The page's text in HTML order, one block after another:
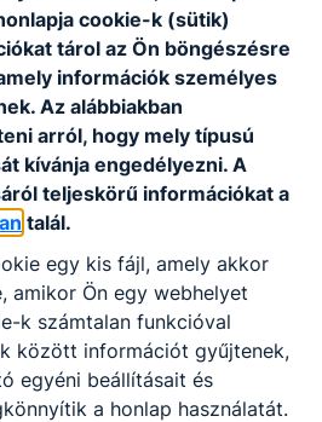
kézügyesség, kreativitás,
csapatmunka,
RENDELKEZŐ
végez, megtervezi a
diagnosztizál objektív
szempontok alapján,
végez a
alkalmazott eszközök
cookie-k (sütik)
tárol az Ön böngészésre
információk személyes
Az alábbiakban
arról, hogy mely típusú
kívánja engedélyezni. A
teljeskörű információkat a
talál.
egy kis fájl, amely akkor
amikor Ön egy webhelyet
k számtalan funkcióval
között információt gyűjtenek,
egyéni beállításait és
a honlap használatát.